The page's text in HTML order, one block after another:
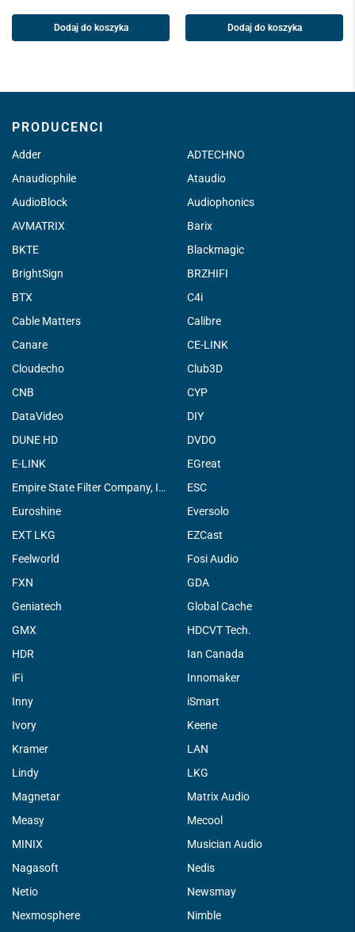
Dodaj do koszyka Dodaj do koszyka
PRODUCENCI
Adder
ADTECHNO
Anaudiophile
Ataudio
AudioBlock
Audiophonics
AVMATRIX
Barix
BKTE
Blackmagic
BrightSign
BRZHIFI
BTX
C4i
Cable Matters
Calibre
Canare
CE-LINK
Cloudecho
Club3D
CNB
CYP
DataVideo
DIY
DUNE HD
DVDO
E-LINK
EGreat
Empire State Filter Company, INC.
ESC
Euroshine
Eversolo
EXT LKG
EZCast
Feelworld
Fosi Audio
FXN
GDA
Geniatech
Global Cache
GMX
HDCVT Tech.
HDR
Ian Canada
iFi
Innomaker
Inny
iSmart
Ivory
Keene
Kramer
LAN
Lindy
LKG
Magnetar
Matrix Audio
Measy
Mecool
MINIX
Musician Audio
Nagasoft
Nedis
Netio
Newsmay
Nexmosphere
Nimble